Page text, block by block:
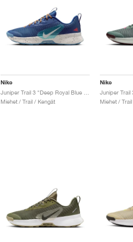
Nike
Miehet / Trail / Kengät
Nike
Miehet /